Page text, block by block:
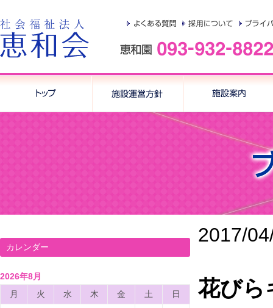
カレンダー
2026年8月
月
火 水 木 金 土
日
2017/
花び